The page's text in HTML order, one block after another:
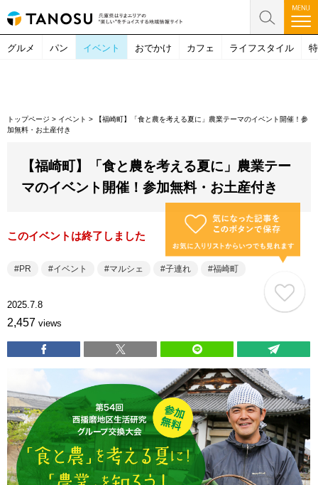
グルメ パン イベント おでかけ カフェ ライフスタイル
トップページ > イベント >
【福崎町】「食と農を考える夏に」農業テーマのイベント開催！参
加無料・お土産付き
【福崎町】「食と農を考える夏に」農業テー
マのイベント開催！参加無料・お土産付き
このイベントは終了しました
PR イベント マルシェ 子連れ 福崎町
2025.7.8
2,457 views